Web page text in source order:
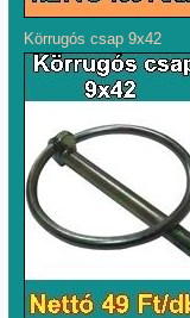
Körrugós csap 9x42